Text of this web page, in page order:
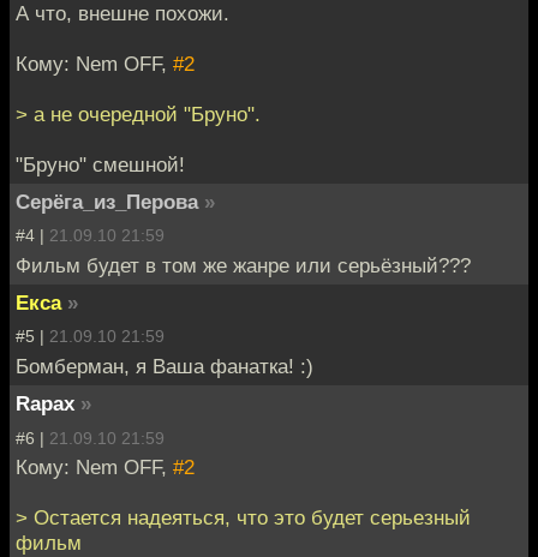
А что, внешне похожи.
Кому: Nem OFF, #2
> а не очередной "Бруно".
"Бруно" смешной!
Серёга_из_Перова »
#4 | 21.09.10 21:59
Фильм будет в том же жанре или серьёзный???
Екса »
#5 | 21.09.10 21:59
Бомберман, я Ваша фанатка! :)
Rapax »
#6 | 21.09.10 21:59
Кому: Nem OFF, #2
> Остается надеяться, что это будет серьезный
фильм